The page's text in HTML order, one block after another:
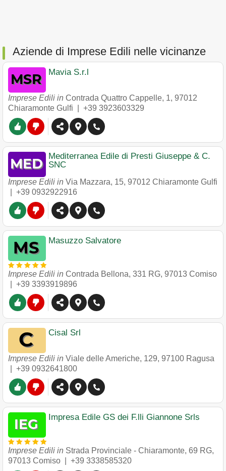
Aziende di Imprese Edili nelle vicinanze
Mavia S.r.l
Imprese Edili in Contrada Quattro Cappelle, 1, 97012
Chiaramonte Gulfi
+39 3923603329
Mediterranea Edile di Presti Giuseppe & C.
SNC
Imprese Edili in Via Mazzara, 15, 97012 Chiaramonte Gulfi
+39 0932922916
Masuzzo Salvatore
Imprese Edili in Contrada Bellona, 331 RG, 97013 Comiso
+39 3393919896
Cisal Srl
Imprese Edili in Viale delle Americhe, 129, 97100 Ragusa
+39 0932641800
Impresa Edile GS dei F.lli Giannone Srls
Imprese Edili in Strada Provinciale - Chiaramonte, 69 RG,
97013 Comiso +39 3338585320